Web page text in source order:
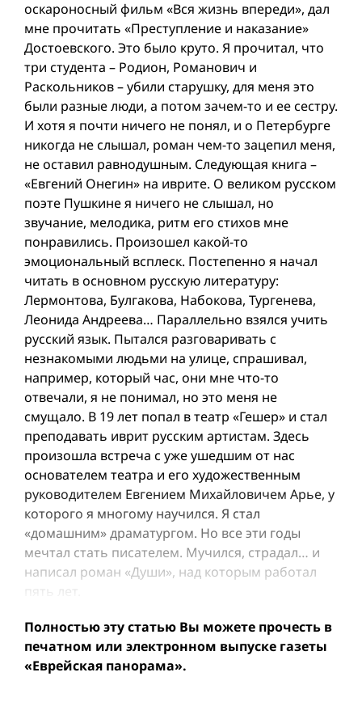
оскароносный фильм «Вся жизнь впереди», дал
мне прочитать «Преступление и наказание»
Достоевского. Это было круто. Я прочитал, что
три студента – Родион, Романович и
Раскольников – убили старушку, для меня это
были разные люди, а потом зачем-то и ее сестру.
И хотя я почти ничего не понял, и о Петербурге
никогда не слышал, роман чем-то зацепил меня,
не оставил равнодушным. Следующая книга –
«Евгений Онегин» на иврите. О великом русском
поэте Пушкине я ничего не слышал, но
звучание, мелодика, ритм его стихов мне
понравились. Произошел какой-то
эмоциональный всплеск. Постепенно я начал
читать в основном русскую литературу:
Лермонтова, Булгакова, Набокова, Тургенева,
Леонида Андреева… Параллельно взялся учить
русский язык. Пытался разговаривать с
незнакомыми людьми на улице, спрашивал,
например, который час, они мне что-то
отвечали, я не понимал, но это меня не
смущало. В 19 лет попал в театр «Гешер» и стал
преподавать иврит русским артистам. Здесь
произошла встреча с уже ушедшим от нас
основателем театра и его художественным
руководителем Евгением Михайловичем Арье, у
которого я многому научился. Я стал
«домашним» драматургом. Но все эти годы
мечтал стать писателем. Мучился, страдал… и
написал роман «Души», над которым работал
Полностью эту статью Вы можете прочесть в
печатном или электронном выпуске газеты
«Еврейская панорама».